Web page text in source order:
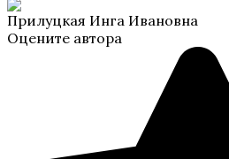
Прилуцкая Инга Ивановна
Оцените автора